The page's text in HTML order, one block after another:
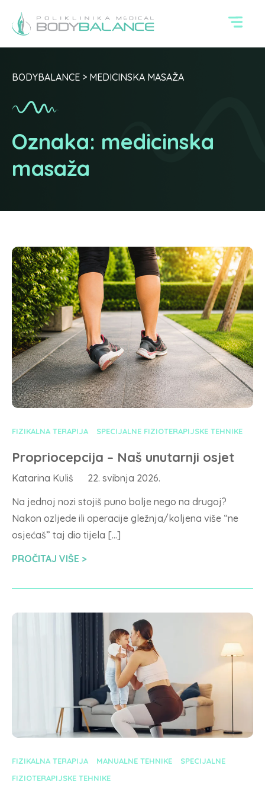
Oznaka: medicinska
masaža
BODYBALANCE > MEDICINSKA MASAŽA
FIZIKALNA TERAPIJA SPECIJALNE FIZIOTERAPIJSKE TEHNIKE
Propriocepcija – Naš unutarnji osjet
Katarina Kuliš
22. svibnja 2026.
Na jednoj nozi stojiš puno bolje nego na drugoj?
Nakon ozljede ili operacije gležnja/koljena više “ne
osjećaš” taj dio tijela […]
PROČITAJ VIŠE
FIZIKALNA TERAPIJA MANUALNE TEHNIKE
SPECIJALNE
FIZIOTERAPIJSKE TEHNIKE